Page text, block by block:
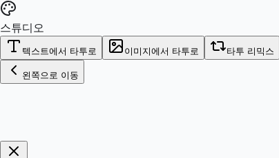
스튜디오
텍스트에서 타투로 이미지에서 타투로 타투 리믹스
왼쪽으로 이동